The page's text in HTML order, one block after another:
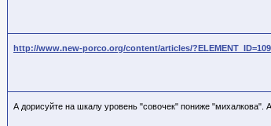
http://www.new-porco.org/content/articles/
А дорисуйте на шкалу уровень "совочек" пониже "михалкова".